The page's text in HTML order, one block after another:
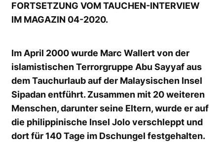
FORTSETZUNG VOM TAUCHEN-INTERVIEW
IM MAGAZIN 04-2020.
Im April 2000 wurde Marc Wallert von der
islamistischen Terrorgruppe Abu Sayyaf aus
dem Tauchurlaub auf der Malaysischen Insel
Sipadan entführt. Zusammen mit 20 weiteren
Menschen, darunter seine Eltern, wurde er auf
die philippinische Insel Jolo verschleppt und
dort für 140 Tage im Dschungel festgehalten.